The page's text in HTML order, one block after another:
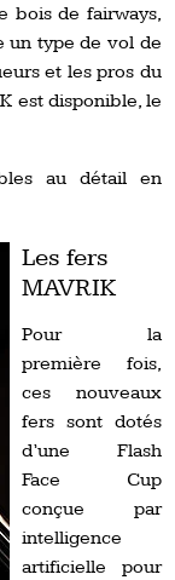
bois de fairways,
un type de vol de
et les pros du
est disponible, le
au détail en
Les fers
MAVRIK
Pour la
première fois,
ces nouveaux
fers sont dotés
d’une Flash
Face Cup
conçue par
intelligence
artificielle pour